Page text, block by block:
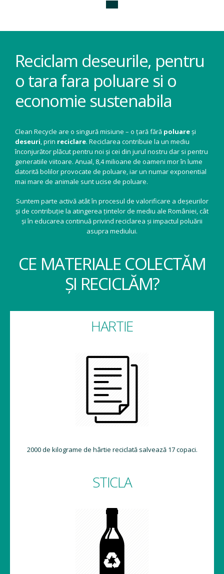
Reciclam deseurile, pentru
o tara fara poluare si o
economie sustenabila
Clean Recycle are o singură misiune – o țară fără poluareși
deseuri, prin reciclare. Reciclarea contribuie la un mediu
înconjurător plăcut pentru noi și cei din jurul nostru dar si pentru
generatiile viitoare. Anual, 8,4 milioane de oameni mor în lume
datorită bolilor provocate de poluare, iar un numar exponential
mai mare de animale sunt ucise de poluare.
Suntem parte activă atât în procesul de valorificare a deșeurilor
și de contribuție la atingerea țintelor de mediu ale României, cât
și în educarea continuă privind reciclarea și impactul poluării
asupra mediului.
CE MATERIALE COLECTĂM
ȘI RECICLĂM?
HARTIE
2000 de kilograme de hârtie reciclată salvează 17 copaci.
STICLA